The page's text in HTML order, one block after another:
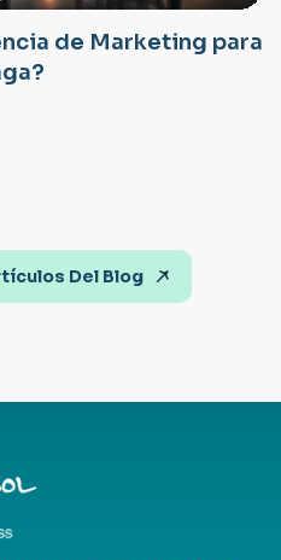
de Marketing para
Del Blog